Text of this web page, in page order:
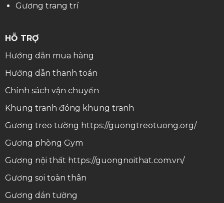
Gương trang trí
HỖ TRỢ
Hướng dẫn mua hàng
Hướng dẫn thanh toán
Chính sách vận chuyển
Khung tranh đóng khung tranh
Gương treo tường https://guongtreotuong.org/
Gương phòng Gym
Gương nội thất https://guongnoithat.com.vn/
Gương soi toàn thân
Gương dán tường